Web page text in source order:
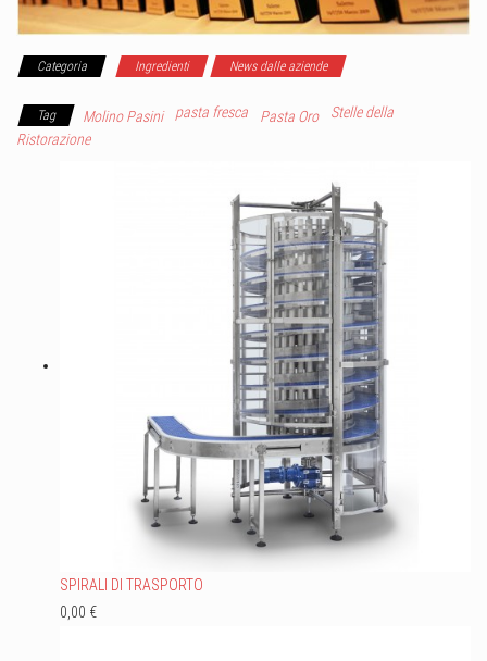
Categoria Ingredienti News dalle aziende
Tag Molino Pasini pasta fresca Pasta Oro
Stelle della
Ristorazione
SPIRALI DI TRASPORTO
0,00 €